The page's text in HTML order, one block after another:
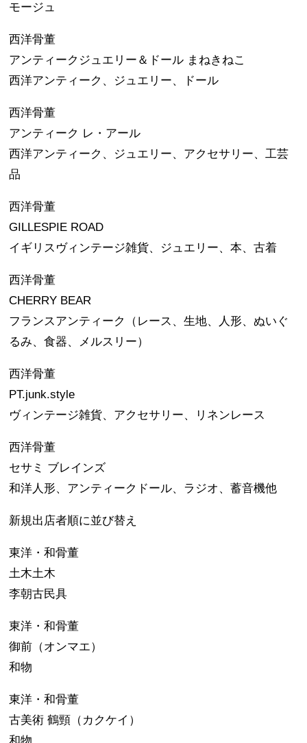
モージュ
西洋骨董
アンティークジュエリー＆ドール まねきねこ
西洋アンティーク、ジュエリー、ドール
西洋骨董
アンティーク レ・アール
西洋アンティーク、ジュエリー、アクセサリー、工芸
品
西洋骨董
GILLESPIE ROAD
イギリスヴィンテージ雑貨、ジュエリー、本、古着
西洋骨董
CHERRY BEAR
フランスアンティーク（レース、生地、人形、ぬいぐ
るみ、食器、メルスリー）
西洋骨董
PT.junk.style
ヴィンテージ雑貨、アクセサリー、リネンレース
西洋骨董
セサミ ブレインズ
和洋人形、アンティークドール、ラジオ、蓄音機他
新規出店者順に並び替え
東洋・和骨董
土木土木
李朝古民具
東洋・和骨董
御前（オンマエ）
和物
東洋・和骨董
古美術 鶴頸（カクケイ）